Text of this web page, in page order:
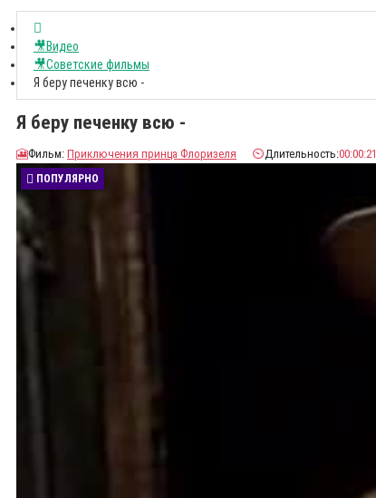
Показать все Цитаты с видео
🎥Видео
🎥Советские фильмы
Я беру печенку всю -
Я беру печенку всю -
🎦Фильм: Приключения принца Флоризеля ⏲️Длительность:00:00:21
ПОПУЛЯРНО